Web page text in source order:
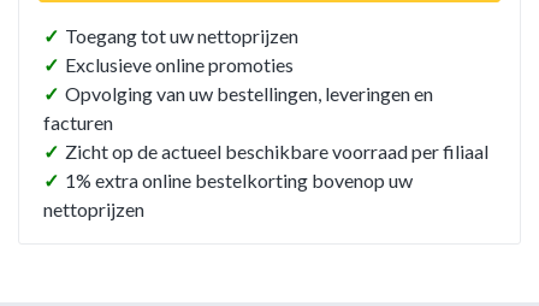
✓ Toegang tot uw nettoprijzen
✓ Exclusieve online promoties
✓ Opvolging van uw bestellingen, leveringen en
facturen
✓ Zicht op de actueel beschikbare voorraad per filiaal
✓ 1% extra online bestelkorting bovenop uw
nettoprijzen